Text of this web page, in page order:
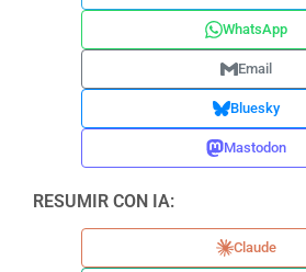
WhatsApp
Email
Bluesky
Mastodon
RESUMIR CON IA:
Claude